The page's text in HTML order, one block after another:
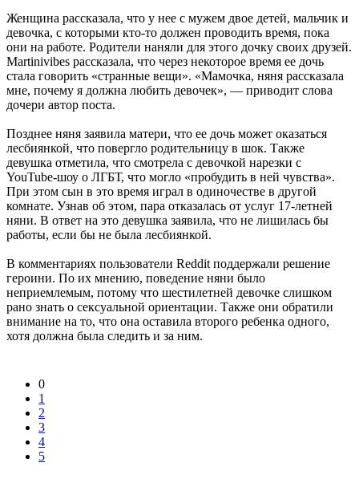
Женщина рассказала, что у нее с мужем двое детей, мальчик и
девочка, с которыми кто-то должен проводить время, пока
они на работе. Родители наняли для этого дочку своих друзей.
Martinivibes рассказала, что через некоторое время ее дочь
стала говорить «странные вещи». «Мамочка, няня рассказала
мне, почему я должна любить девочек», — приводит слова
дочери автор поста.
Позднее няня заявила матери, что ее дочь может оказаться
лесбиянкой, что повергло родительницу в шок. Также
девушка отметила, что смотрела с девочкой нарезки с
YouTube-шоу о ЛГБТ, что могло «пробудить в ней чувства».
При этом сын в это время играл в одиночестве в другой
комнате. Узнав об этом, пара отказалась от услуг 17-летней
няни. В ответ на это девушка заявила, что не лишилась бы
работы, если бы не была лесбиянкой.
В комментариях пользователи Reddit поддержали решение
героини. По их мнению, поведение няни было
неприемлемым, потому что шестилетней девочке слишком
рано знать о сексуальной ориентации. Также они обратили
внимание на то, что она оставила второго ребенка одного,
хотя должна была следить и за ним.
0
1
2
3
4
5